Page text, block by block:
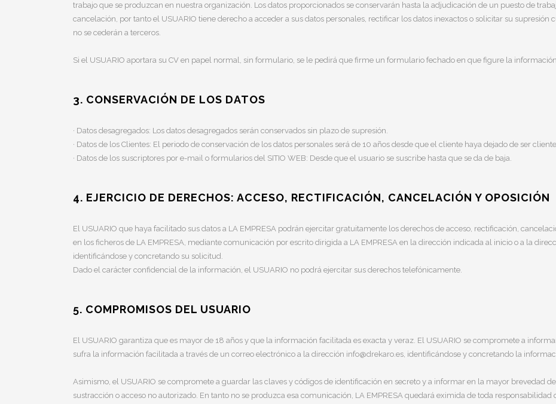
trabajo que se produzcan en nuestra organización. Los datos proporcionados se conservarán hasta la adjudicación de un puesto de
cancelación, por tanto el USUARIO tiene derecho a acceder a sus datos personales, rectificar los datos inexactos o solicitar su supresión
no se cederán a terceros.
Si el USUARIO aportara su CV en papel normal, sin formulario, se le pedirá que firme un formulario fechado en que figure la
3. CONSERVACIÓN DE LOS DATOS
· Datos desagregados: Los datos desagregados serán conservados sin plazo de supresión.
· Datos de los Clientes: El periodo de conservación de los datos personales será de 10 años desde que el cliente haya dejado de ser
· Datos de los suscriptores por e-mail o formularios del SITIO WEB: Desde que el usuario se suscribe hasta que se da de baja.
4. EJERCICIO DE DERECHOS: ACCESO, RECTIFICACIÓN, CANCELACIÓN Y OPOSICIÓN
El USUARIO que haya facilitado sus datos a LA EMPRESA podrán ejercitar gratuitamente los derechos de acceso, rectificación,
en los ficheros de LA EMPRESA, mediante comunicación por escrito dirigida a LA EMPRESA en la dirección indicada al inicio o a la
identificándose y concretando su solicitud.
Dado el carácter confidencial de la información, el USUARIO no podrá ejercitar sus derechos telefónicamente.
5. COMPROMISOS DEL USUARIO
El USUARIO garantiza que es mayor de 18 años y que la información facilitada es exacta y veraz. El USUARIO se compromete a
sufra la información facilitada a través de un correo electrónico a la dirección info@drekaro.es, identificándose y concretando la
Asimismo, el USUARIO se compromete a guardar las claves y códigos de identificación en secreto y a informar en la mayor brevedad
sustracción o acceso no autorizado. En tanto no se produzca esa comunicación, LA EMPRESA quedará eximida de toda